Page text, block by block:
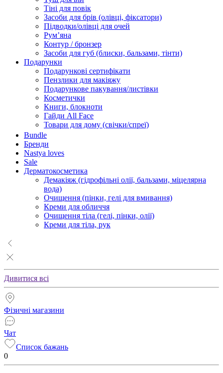
Тіні для повік
Засоби для брів (олівці, фіксатори)
Підводки/олівці для очей
Румʼяна
Контур / бронзер
Засоби для губ (блиски, бальзами, тінти)
Подарунки
Подарункові сертифікати
Пензлики для макіяжу
Подарункове пакування/листівки
Косметички
Книги, блокноти
Гайди All Face
Товари для дому (свічки/спреї)
Bundle
Бренди
Nastya loves
Sale
Дерматокосметика
Демакіяж (гідрофільні олії, бальзами, міцелярна
вода)
Очищення (пінки, гелі для вмивання)
Креми для обличчя
Очищення тіла (гелі, пінки, олії)
Креми для тіла, рук
Дивитися всі
Фізичні магазини
Чат
Список бажань
0